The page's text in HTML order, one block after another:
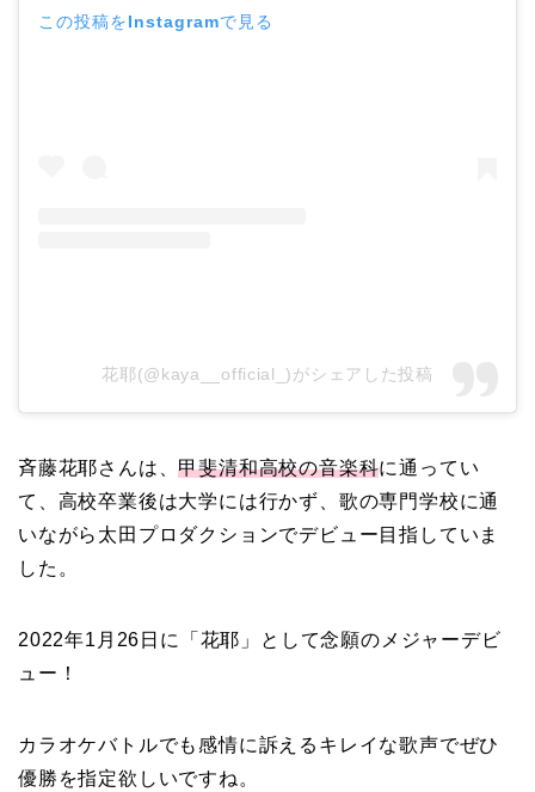
この投稿をInstagramで見る
花耶(@kaya__official_)がシェアした投稿
斉藤花耶さんは、甲斐清和高校の音楽科に通ってい
て、高校卒業後は大学には行かず、歌の専門学校に通
いながら太田プロダクションでデビュー目指していま
した。
2022年1月26日に「花耶」として念願のメジャーデビ
ュー！
カラオケバトルでも感情に訴えるキレイな歌声でぜひ
優勝を指定欲しいですね。